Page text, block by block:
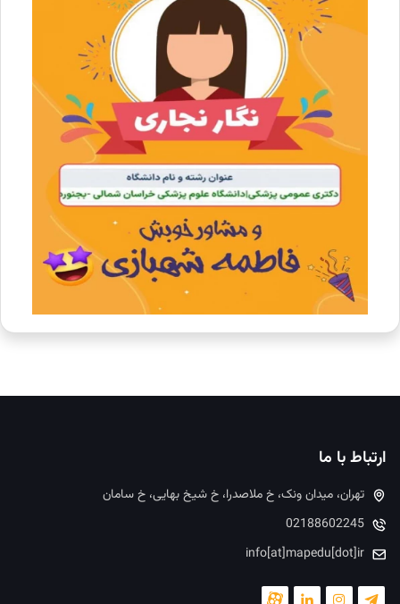
ارتباط با ما
تهران، میدان ونک، خ ملاصدرا، خ شیخ بهایی، خ سامان
02188602245
info[at]mapedu[dot]ir